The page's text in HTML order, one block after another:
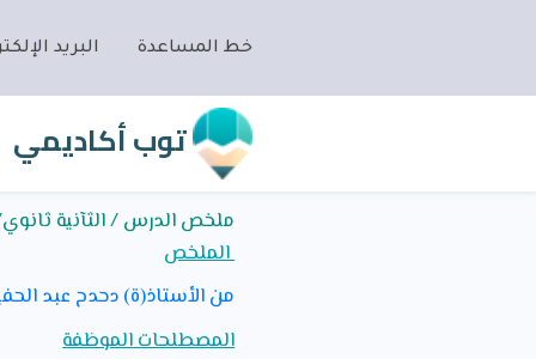
خط المساعدة البريد
توب أكاديمي
ملخص الدرس / الثآنية ثانوي/
الملخص
من الأستاذ(ة) دحدح عبد
المصطلحات الموظفة